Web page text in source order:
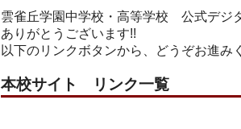
雲雀丘学園中学校・高等学校 公式デジ
ありがとうございます!!
以下のリンクボタンから、どうぞお進み
本校サイト リンク一覧